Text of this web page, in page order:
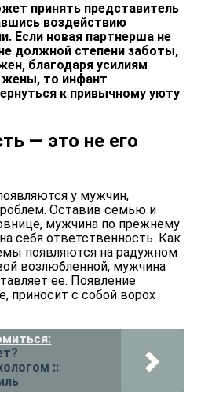
принять представитель
воздействию
Если новая партнерша не
должной степени заботы,
благодаря усилиям
то инфант
к привычному уюту
— это не его
у мужчин,
Оставив семью и
мужчина по прежнему
себя ответственность. Как
появляются на радужном
возлюбленной, мужчина
ее. Появление
приносит с собой ворох
::